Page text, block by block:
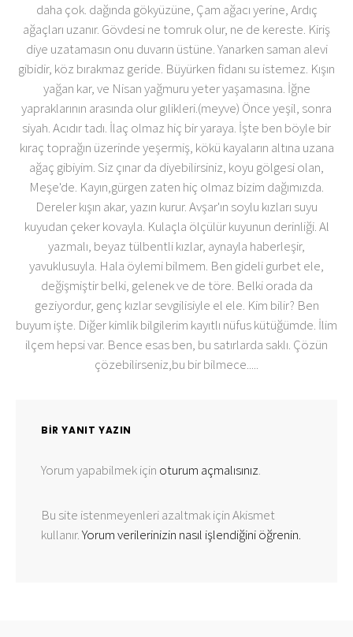
daha çok. dağında gökyüzüne, Çam ağacı yerine, Ardıç
ağaçları uzanır. Gövdesi ne tomruk olur, ne de kereste. Kiriş
diye uzatamasın onu duvarın üstüne. Yanarken saman alevi
gibidir, köz bırakmaz geride. Büyürken fidanı su istemez. Kışın
yağan kar, ve Nisan yağmuru yeter yaşamasına. İğne
yapraklarının arasında olur gılikleri.(meyve) Önce yeşil, sonra
siyah. Acıdır tadı. İlaç olmaz hiç bir yaraya. İşte ben böyle bir
kıraç toprağın üzerinde yeşermiş, kökü kayaların altına uzana
ağaç gibiyim. Siz çınar da diyebilirsiniz, koyu gölgesi olan,
Meşe'de. Kayın,gürgen zaten hiç olmaz bizim dağımızda.
Dereler kışın akar, yazın kurur. Avşar'ın soylu kızları suyu
kuyudan çeker kovayla. Kulaçla ölçülür kuyunun derinliği. Al
yazmalı, beyaz tülbentli kızlar, aynayla haberleşir,
yavuklusuyla. Hala öylemi bilmem. Ben gideli gurbet ele,
değişmiştir belki, gelenek ve de töre. Belki orada da
geziyordur, genç kızlar sevgilisiyle el ele. Kim bilir? Ben
buyum işte. Diğer kimlik bilgilerim kayıtlı nüfus kütüğümde. İlim
ilçem hepsi var. Bence esas ben, bu satırlarda saklı. Çözün
çözebilirseniz,bu bir bilmece.....
BIR YANIT YAZIN
Yorum yapabilmek için oturum açmalısınız.
Bu site istenmeyenleri azaltmak için Akismet
kullanır.Yorum verilerinizin nasıl işlendiğini öğrenin.